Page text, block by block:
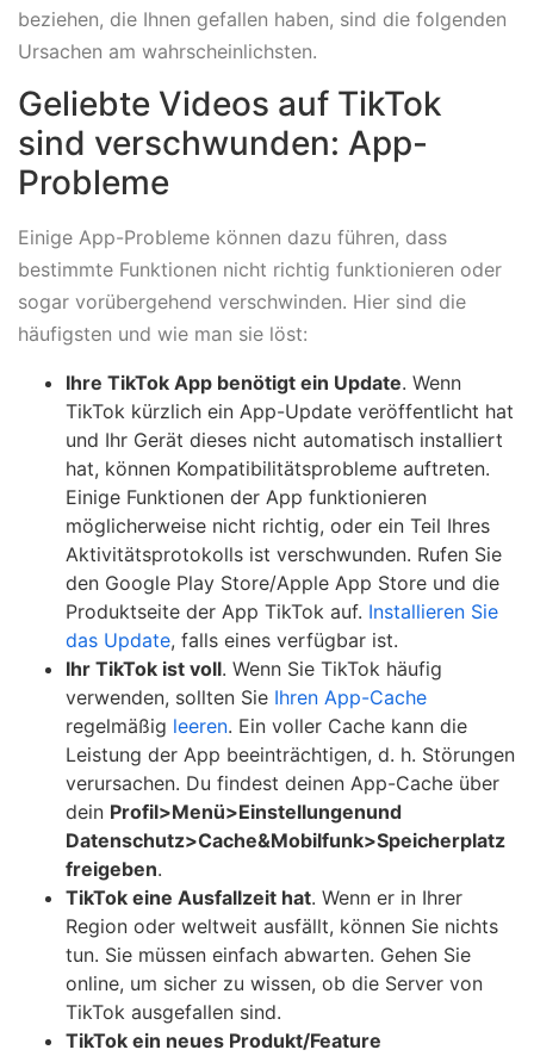
beziehen, die Ihnen gefallen haben, sind die folgenden
Ursachen am wahrscheinlichsten.
Geliebte Videos auf TikTok
sind verschwunden: App-
Probleme
Einige App-Probleme können dazu führen, dass
bestimmte Funktionen nicht richtig funktionieren oder
sogar vorübergehend verschwinden. Hier sind die
häufigsten und wie man sie löst:
Ihre TikTok App benötigt ein Update. Wenn
TikTok kürzlich ein App-Update veröffentlicht hat
und Ihr Gerät dieses nicht automatisch installiert
hat, können Kompatibilitätsprobleme auftreten.
Einige Funktionen der App funktionieren
möglicherweise nicht richtig, oder ein Teil Ihres
Aktivitätsprotokolls ist verschwunden. Rufen Sie
den Google Play Store/Apple App Store und die
Produktseite der App TikTok auf. Installieren Sie
das Update, falls eines verfügbar ist.
Ihr TikTok ist voll. Wenn Sie TikTok häufig
verwenden, sollten Sie Ihren App-Cache
regelmäßig leeren. Ein voller Cache kann die
Leistung der App beeinträchtigen, d. h. Störungen
verursachen. Du findest deinen App-Cache über
dein Profil>Menü>Einstellungenund
Datenschutz>Cache&Mobilfunk>Speicherplatz
freigeben.
TikTok eine Ausfallzeit hat. Wenn er in Ihrer
Region oder weltweit ausfällt, können Sie nichts
tun. Sie müssen einfach abwarten. Gehen Sie
online, um sicher zu wissen, ob die Server von
TikTok ausgefallen sind.
TikTok ein neues Produkt/Feature